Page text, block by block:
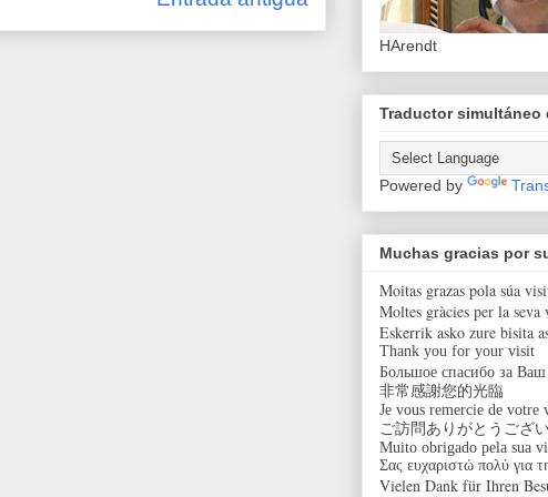
HArendt
Traductor simultáneo
Powered by
Muchas gracias por
Moitas grazas pola súa
Moltes gràcies per la seva
Eskerrik asko zure bisita
Thank you for your visit
Большое спасибо за
非常感謝您的光臨
Je vous remercie de votre
ご訪問ありがとうござ
Muito obrigado pela sua
Σας ευχαριστώ πολύ για
Vielen Dank für Ihren